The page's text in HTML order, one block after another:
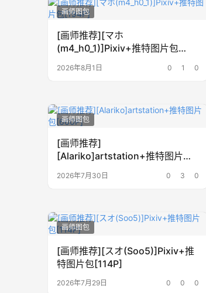
画师图包
[画师推荐][マホ
(m4_h0_1)]Pixiv+推特图片包
2026年8月1日 0 1 0
画师图包
[画师推荐]
[Alariko]artstation+推特图片包
2026年7月30日 0 3 0
画师图包
[画师推荐][スオ(Soo5)]Pixiv+推
特图片包[114P]
2026年7月29日 0 0 0